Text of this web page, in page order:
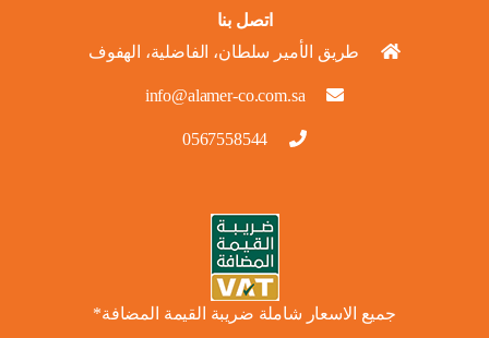
اتصل بنا
طريق الأمير سلطان، الفاضلية، الهفوف
info@alamer-co.com.sa
0567558544
جميع الاسعار شاملة ضريبة القيمة المضافة*